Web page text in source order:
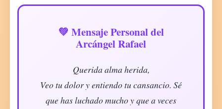
💚 Mensaje Personal del
Arcángel Rafael
Querida alma herida,
Veo tu dolor y entiendo tu cansancio. Sé
que has luchado mucho y que a veces